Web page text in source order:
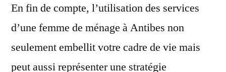
En fin de compte, l’utilisation des services
d’une femme de ménage à Antibes non
seulement embellit votre cadre de vie mais
peut aussi représenter une stratégie